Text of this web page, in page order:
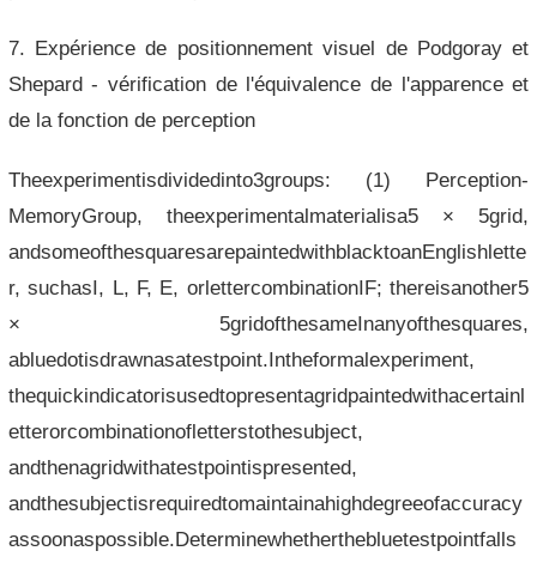
7. Expérience de positionnement visuel de Podgoray et
Shepard - vérification de l'équivalence de l'apparence et
de la fonction de perception
Theexperimentisdividedinto3groups: (1) Perception-
MemoryGroup, theexperimentalmaterialisa5 × 5grid,
andsomeofthesquaresarepaintedwithblacktoanEnglishlette
r, suchasI, L, F, E, orlettercombinationIF; thereisanother5
× 5gridofthesameInanyofthesquares,
abluedotisdrawnasatestpoint.Intheformalexperiment,
thequickindicatorisusedtopresentagridpaintedwithacertainl
etterorcombinationofletterstothesubject,
andthenagridwithatestpointispresented,
andthesubjectisrequiredtomaintainahighdegreeofaccuracy
assoonaspossible.Determinewhetherthebluetestpointfalls